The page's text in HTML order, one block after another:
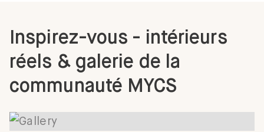
Inspirez-vous - intérieurs
réels & galerie de la
communauté MYCS